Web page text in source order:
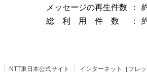
メッセージの再生件数
：
総 利 用 件 数
：
NTT東日本公式サイト インターネット［フレッ